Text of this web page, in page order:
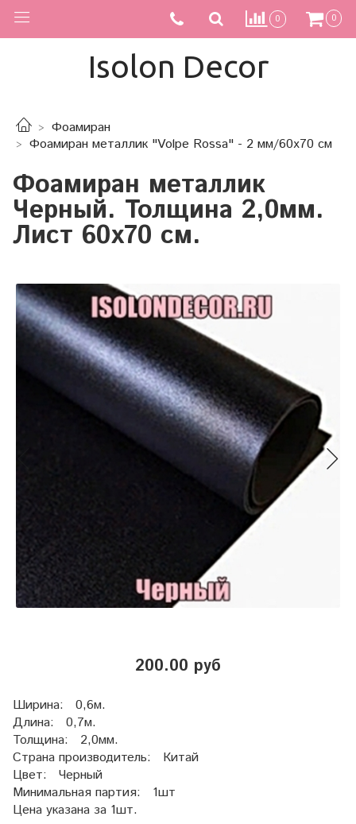
0 0
Isolon Decor
Фоамиран
Фоамиран металлик "Volpe Rossa" - 2 мм/60х70 см
Фоамиран металлик
Черный. Толщина 2,0мм.
Лист 60х70 см.
200.00 руб
Ширина: 0,6м.
Длина: 0,7м.
Толщина: 2,0мм.
Страна производитель: Китай
Цвет: Черный
Минимальная партия: 1шт
Цена указана за 1шт.